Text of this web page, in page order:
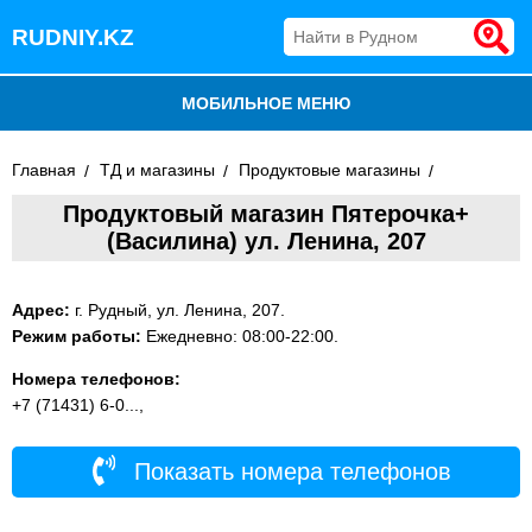
RUDNIY.KZ
МОБИЛЬНОЕ МЕНЮ
ВСЕ ОРГАНИЗАЦИИ
Главная ТД и магазины Продуктовые магазины
Продуктовый магазин Пятерочка+
(Василина) ул. Ленина, 207
Адрес: г. Рудный, ул. Ленина, 207.
Режим работы: Ежедневно: 08:00-22:00.
Номера телефонов:
+7 (71431) 6-0...,
Показать номера телефонов